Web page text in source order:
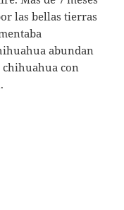
las bellas tierras
abundan
chihuahua con